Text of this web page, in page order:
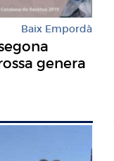
Baix Empordà
genera